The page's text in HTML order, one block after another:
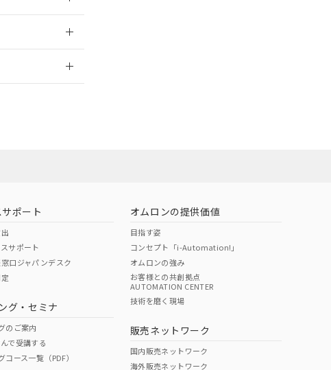
O O
ポート
サポート
口ジャパンデスク
グ・セミナ
のご案内
で受講する
コース一覧（PDF）
オムロンの提供価値
目指す姿
コンセプト「i-Automation!」
オムロンの強み
お客様との共創拠点
AUTOMATION CENTER
技術を磨く現場
販売ネットワーク
国内販売ネットワーク
海外販売ネットワーク